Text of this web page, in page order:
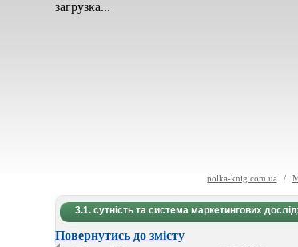
загрузка...
polka-knig.com.ua /
3.1. сутність та система маркетингових
Повернутись до змісту